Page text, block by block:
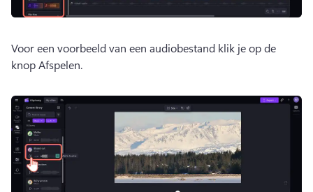
Voor een voorbeeld van een ​​audiobestand klik je op de
knop Afspelen.